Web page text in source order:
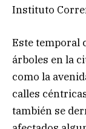
Instituto
Este temporal
árboles en la
como la
calles
también se